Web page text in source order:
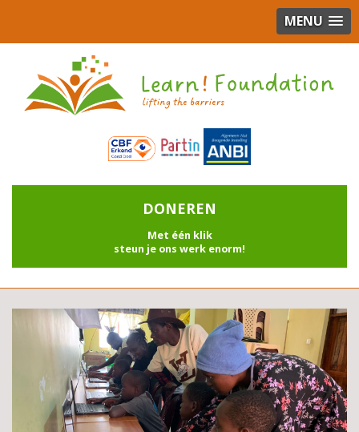
MENU
DONEREN
Met één klik
steun je ons werk enorm!